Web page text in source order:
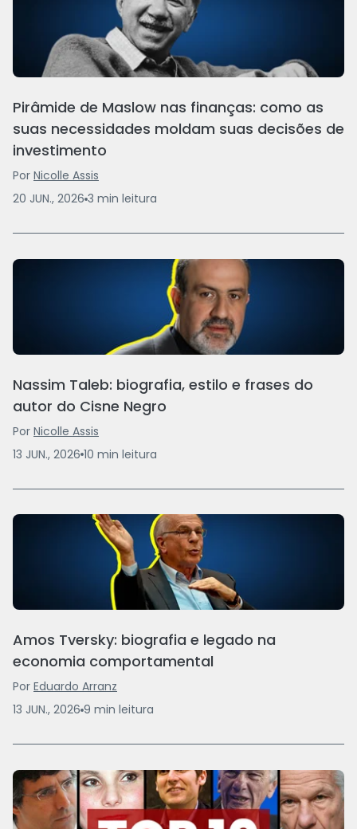
Pirâmide de Maslow nas finanças: como as
suas necessidades moldam suas decisões de
investimento
Por Nicolle Assis
20 JUN., 2026 3 min leitura
Nassim Taleb: biografia, estilo e frases do
autor do Cisne Negro
Por Nicolle Assis
13 JUN., 2026 10 min leitura
Amos Tversky: biografia e legado na
economia comportamental
Por Eduardo Arranz
13 JUN., 2026 9 min leitura